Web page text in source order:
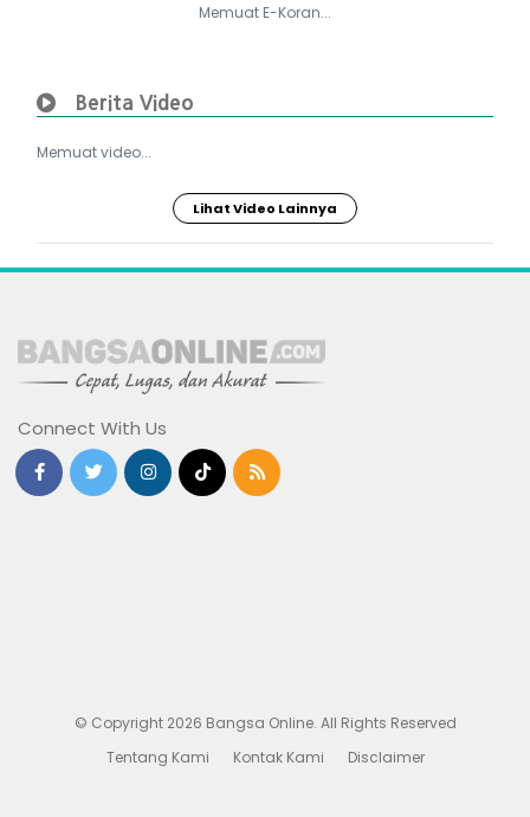
Memuat E-Koran...
Berita Video
Memuat video...
Lihat Video Lainnya
Connect With Us
© Copyright 2026 Bangsa Online. All Rights Reserved
Tentang Kami
Kontak Kami Disclaimer